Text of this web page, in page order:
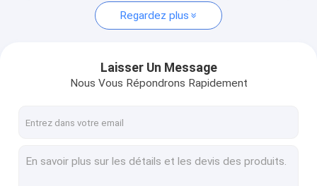
Panneau composé en aluminium de PE
Panneau en aluminium de nid d'abeilles
Regardez plus
Laisser Un Message
Nous Vous Répondrons Rapidement